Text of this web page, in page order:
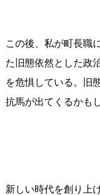
この後、私が町長職
た旧態依然とした政
を危惧している。旧
抗馬が出てくるかも
新しい時代を創り上